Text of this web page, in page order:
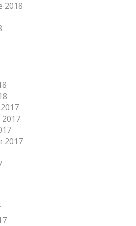
2018
2017